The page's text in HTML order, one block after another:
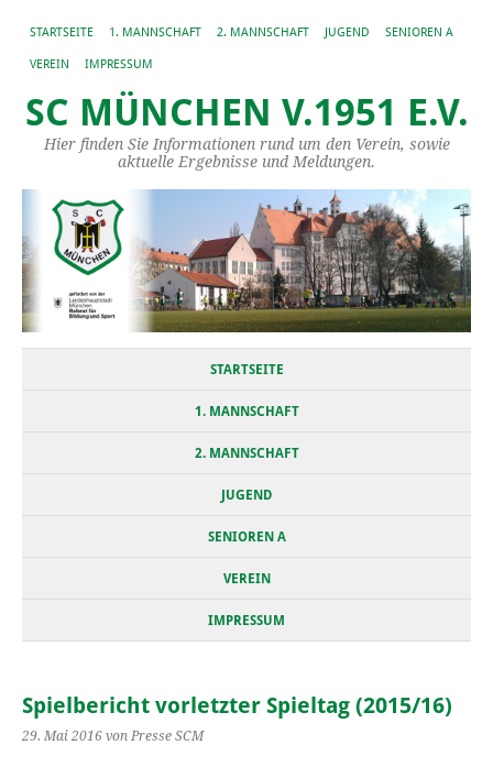
STARTSEITE 1. MANNSCHAFT 2. MANNSCHAFT JUGEND SENIOREN A
VEREIN IMPRESSUM
SC MÜNCHEN V.1951 E.V.
Hier finden Sie Informationen rund um den Verein, sowie
aktuelle Ergebnisse und Meldungen.
STARTSEITE
1. MANNSCHAFT
2. MANNSCHAFT
JUGEND
SENIOREN A
VEREIN
IMPRESSUM
Spielbericht vorletzter Spieltag (2015/16)
29. Mai 2016 von Presse SCM